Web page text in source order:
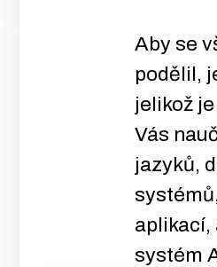
Aby se
podělil,
jelikož
Vás
jazyků,
aplikací,
systém